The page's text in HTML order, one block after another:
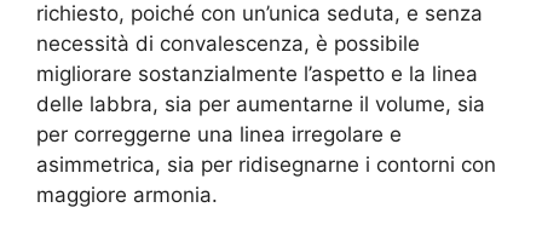
richiesto, poiché con un’unica seduta, e senza
necessità di convalescenza, è possibile
migliorare sostanzialmente l’aspetto e la linea
delle labbra, sia per aumentarne il volume, sia
per correggerne una linea irregolare e
asimmetrica, sia per ridisegnarne i contorni con
maggiore armonia.